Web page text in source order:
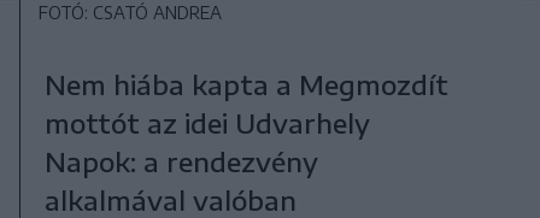
FOTÓ: CSATÓ ANDREA
Nem hiába kapta a Megmozdít
mottót az idei Udvarhely
Napok: a rendezvény
alkalmával valóban